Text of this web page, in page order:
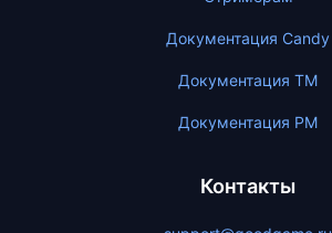
Документация Candy
Документация ТМ
Документация PM
Контакты